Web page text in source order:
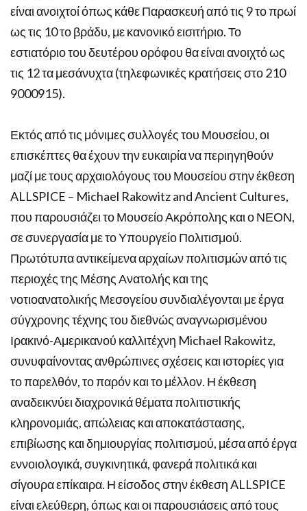
είναι ανοιχτοί όπως κάθε Παρασκευή από τις 9 το πρωί
ως τις 10 το βράδυ, με κανονικό εισιτήριο. Το
εστιατόριο του δευτέρου ορόφου θα είναι ανοιχτό ως
τις 12 τα μεσάνυχτα (τηλεφωνικές κρατήσεις στο 210
9000915).
Εκτός από τις μόνιμες συλλογές του Μουσείου, οι
επισκέπτες θα έχουν την ευκαιρία να περιηγηθούν
μαζί με τους αρχαιολόγους του Μουσείου στην έκθεση
ALLSPICE – Michael Rakowitz and Ancient Cultures,
που παρουσιάζει το Μουσείο Ακρόπολης και ο ΝΕΟΝ,
σε συνεργασία με το Υπουργείο Πολιτισμού.
Πρωτότυπα αντικείμενα αρχαίων πολιτισμών από τις
περιοχές της Μέσης Ανατολής και της
νοτιοανατολικής Μεσογείου συνδιαλέγονται με έργα
σύγχρονης τέχνης του διεθνώς αναγνωρισμένου
Ιρακινό-Αμερικανού καλλιτέχνη Michael Rakowitz,
συνυφαίνοντας ανθρώπινες σχέσεις και ιστορίες για
το παρελθόν, το παρόν και το μέλλον. Η έκθεση
αναδεικνύει διαχρονικά θέματα πολιτιστικής
κληρονομιάς, απώλειας και αποκατάστασης,
επιβίωσης και δημιουργίας πολιτισμού, μέσα από έργα
εννοιολογικά, συγκινητικά, φανερά πολιτικά και
σίγουρα επίκαιρα. Η είσοδος στην έκθεση ALLSPICE
είναι ελεύθερη, όπως και οι παρουσιάσεις από τους